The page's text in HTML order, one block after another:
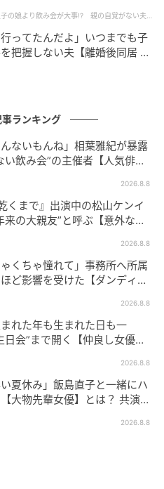
子の娘より飲み会が大事!? 親の自覚がない夫を
行ってたんだよ」いつまでも子
把握しない夫【離婚後同居 Vo
ランキング
んないもんね」相葉雅紀が暴露
い飲み会”の主催者【人気俳
2026.8.8
くまで』出演中の松山ケンイ
来の大親友”と呼ぶ【意外な人
2026.8.8
くちゃ憧れて」事務所へ所属
ど影響を受けた【ダンディ俳
2026.8.8
れた年も生まれた日も一
日会”まで開く【仲良し女優】
2026.8.8
い夏休み」飯島直子と一緒にハ
大物先輩女優】とは？ 共演で
2026.8.8